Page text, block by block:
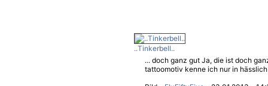
..Tinkerbell..
... doch ganz gut Ja, die ist doch
tattoomotiv kenne ich nur in